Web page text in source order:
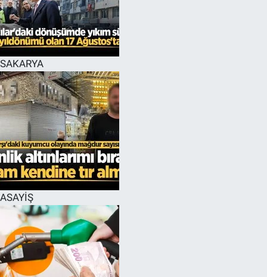
SAKARYA
ASAYİŞ
EĞİTİM
MAGAZİN
ÖZEL HABER
HALK54 PANORAMA